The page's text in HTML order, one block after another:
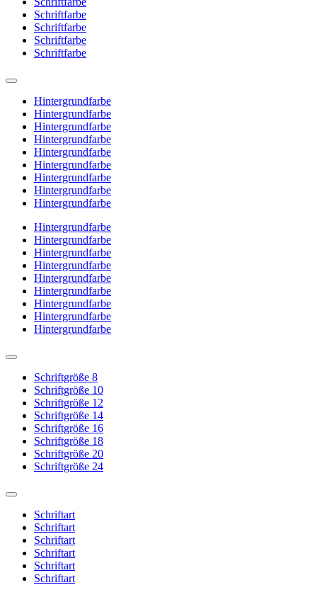
Schriftfarbe
Schriftfarbe
Schriftfarbe
Schriftfarbe
Hintergrundfarbe
Hintergrundfarbe
Hintergrundfarbe
Hintergrundfarbe
Hintergrundfarbe
Hintergrundfarbe
Hintergrundfarbe
Hintergrundfarbe
Hintergrundfarbe
Hintergrundfarbe
Hintergrundfarbe
Hintergrundfarbe
Hintergrundfarbe
Hintergrundfarbe
Hintergrundfarbe
Hintergrundfarbe
Hintergrundfarbe
Hintergrundfarbe
Schriftgröße 8
Schriftgröße 10
Schriftgröße 12
Schriftgröße 14
Schriftgröße 16
Schriftgröße 18
Schriftgröße 20
Schriftgröße 24
Schriftart
Schriftart
Schriftart
Schriftart
Schriftart
Schriftart